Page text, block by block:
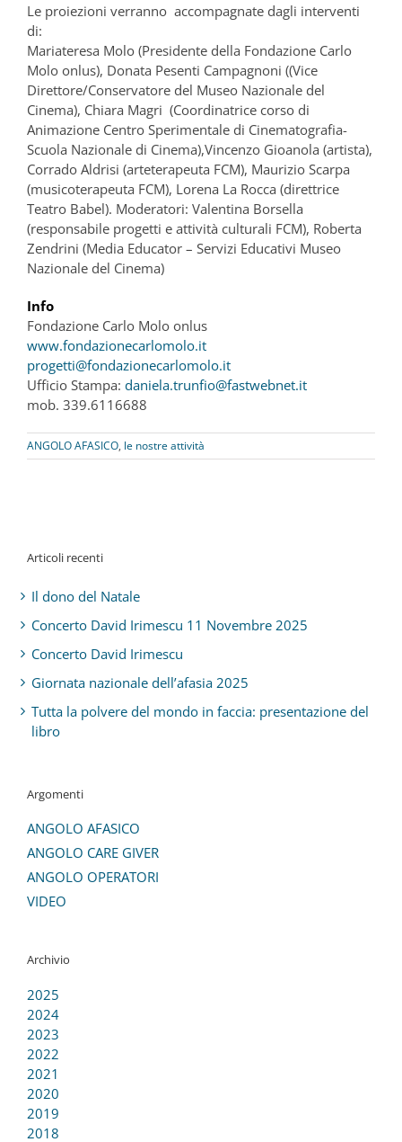
Le proiezioni verranno accompagnate dagli interventi
di:
Mariateresa Molo (Presidente della Fondazione Carlo
Molo onlus), Donata Pesenti Campagnoni ((Vice
Direttore/Conservatore del Museo Nazionale del
Cinema), Chiara Magri (Coordinatrice corso di
Animazione Centro Sperimentale di Cinematografia-
Scuola Nazionale di Cinema),Vincenzo Gioanola (artista),
Corrado Aldrisi (arteterapeuta FCM), Maurizio Scarpa
(musicoterapeuta FCM), Lorena La Rocca (direttrice
Teatro Babel). Moderatori: Valentina Borsella
(responsabile progetti e attività culturali FCM), Roberta
Zendrini (Media Educator – Servizi Educativi Museo
Nazionale del Cinema)
Info
Fondazione Carlo Molo onlus
www.fondazionecarlomolo.it
progetti@fondazionecarlomolo.it
Ufficio Stampa: daniela.trunfio@fastwebnet.it
mob. 339.6116688
ANGOLO AFASICO, le nostre attività
Articoli recenti
Il dono del Natale
Concerto David Irimescu 11 Novembre 2025
Concerto David Irimescu
Giornata nazionale dell’afasia 2025
Tutta la polvere del mondo in faccia: presentazione del
libro
Argomenti
ANGOLO AFASICO
ANGOLO CARE GIVER
ANGOLO OPERATORI
VIDEO
Archivio
2025
2024
2023
2022
2021
2020
2019
2018